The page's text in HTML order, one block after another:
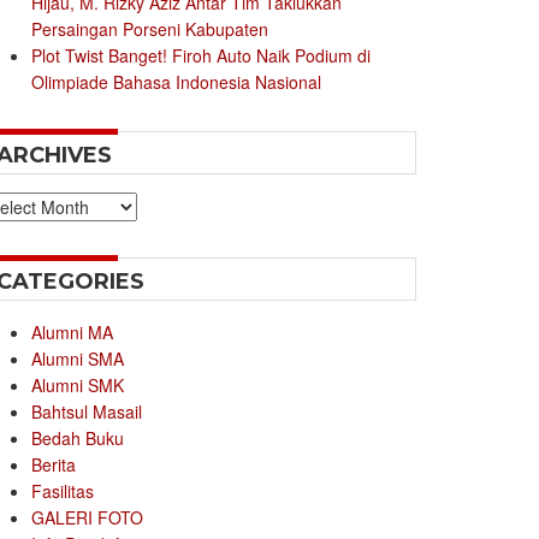
Persaingan Porseni Kabupaten
Plot Twist Banget! Firoh Auto Naik Podium di
Olimpiade Bahasa Indonesia Nasional
Alumni MA
Alumni SMA
Alumni SMK
Bahtsul Masail
Bedah Buku
Berita
Fasilitas
GALERI FOTO